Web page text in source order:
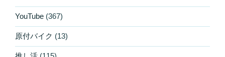
YouTube (367)
原付バイク (13)